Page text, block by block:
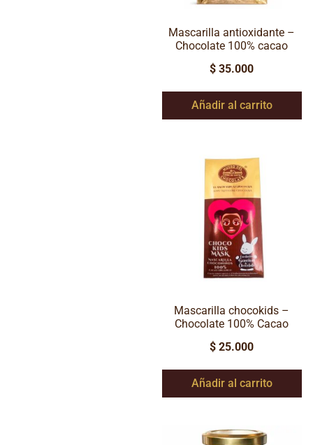
Mascarilla antioxidante –
Chocolate 100% cacao
$ 35.000
Añadir al carrito
Mascarilla chocokids –
Chocolate 100% Cacao
$ 25.000
Añadir al carrito